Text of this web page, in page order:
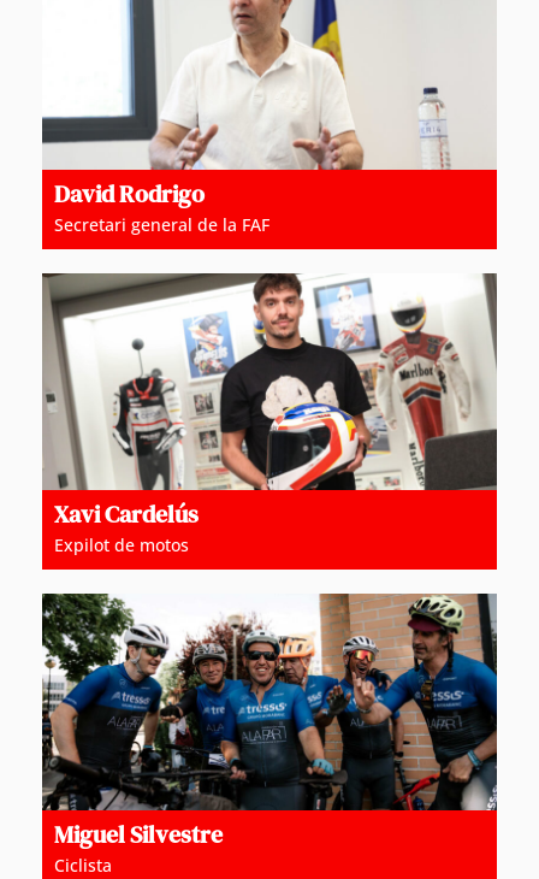
David Rodrigo
Secretari general de la FAF
Xavi Cardelús
Expilot de motos
Miguel Silvestre
Ciclista